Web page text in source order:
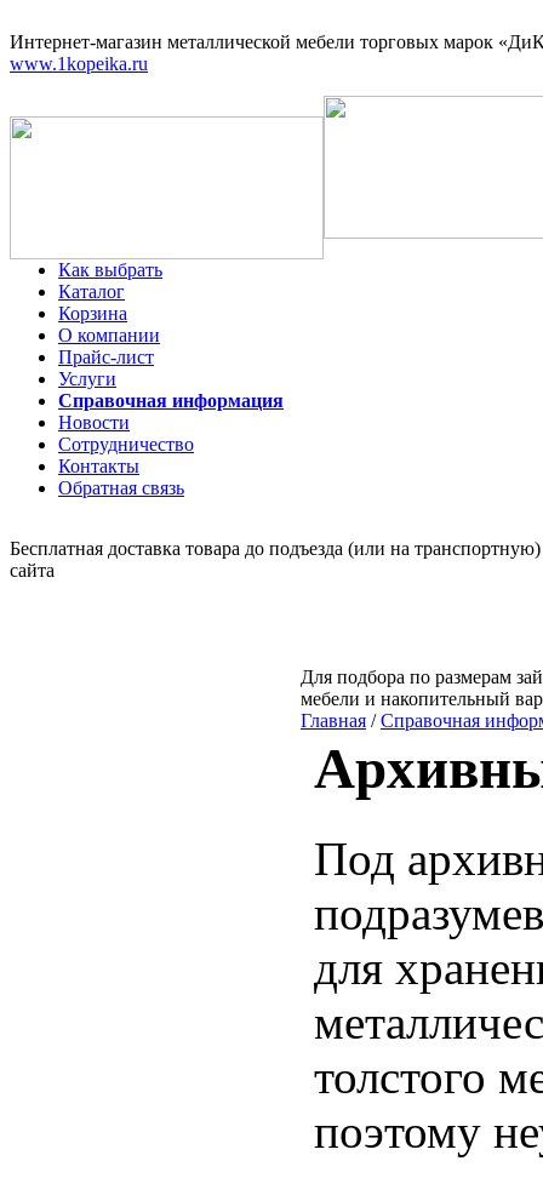
Интернет-магазин металлической мебели торговых марок
www.1kopeika.ru
Как выбрать
Каталог
Корзина
О компании
Прайс-лист
Услуги
Справочная информация
Новости
Сотрудничество
Контакты
Обратная связь
Бесплатная доставка товара до подъезда (или на
сайта
Для подбора по размерам
мебели и накопительный
Главная /Справочная
Под
для
толстого
поэтому